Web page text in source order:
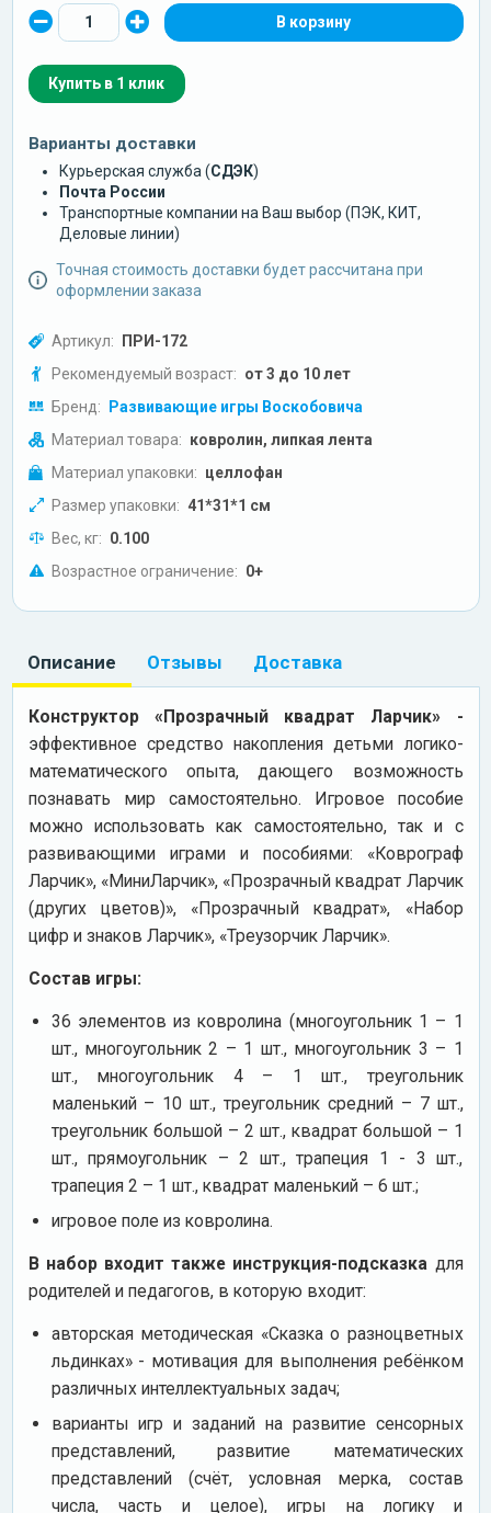
Купить в 1 клик
Варианты доставки
Курьерская служба (СДЭК)
Почта России
Транспортные компании на Ваш выбор (ПЭК, КИТ,
Деловые линии)
Точная стоимость доставки будет рассчитана при
оформлении заказа
Артикул: ПРИ-172
Рекомендуемый возраст: от 3 до 10 лет
Бренд: Развивающие игры Воскобовича
Материал товара: ковролин, липкая лента
Материал упаковки: целлофан
Размер упаковки: 41*31*1 см
Вес, кг: 0.100
Возрастное ограничение: 0+
Описание Отзывы Доставка
Конструктор «Прозрачный квадрат Ларчик» -
эффективное средство накопления детьми логико-
математического опыта, дающего возможность
познавать мир самостоятельно. Игровое пособие
можно использовать как самостоятельно, так и с
развивающими играми и пособиями: «Коврограф
Ларчик», «МиниЛарчик», «Прозрачный квадрат Ларчик
(других цветов)», «Прозрачный квадрат», «Набор
цифр и знаков Ларчик», «Треузорчик Ларчик».
Состав игры:
36 элементов из ковролина (многоугольник 1 – 1
шт., многоугольник 2 – 1 шт., многоугольник 3 – 1
шт., многоугольник 4 – 1 шт., треугольник
маленький – 10 шт., треугольник средний – 7 шт.,
треугольник большой – 2 шт., квадрат большой – 1
шт., прямоугольник – 2 шт., трапеция 1 - 3 шт.,
трапеция 2 – 1 шт., квадрат маленький – 6 шт.;
игровое поле из ковролина.
В набор входит также инструкция-подсказка для
родителей и педагогов, в которую входит:
авторская методическая «Сказка о разноцветных
льдинках» - мотивация для выполнения ребёнком
различных интеллектуальных задач;
варианты игр и заданий на развитие сенсорных
представлений, развитие математических
представлений (счёт, условная мерка, состав
числа, часть и целое), игры на логику и